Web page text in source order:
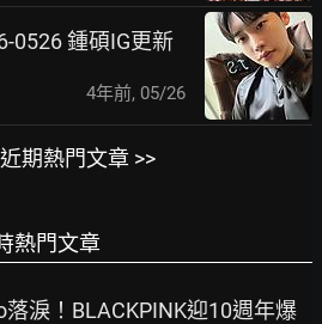
0526 鍾碩IG更新
4年前, 05/26
期熱門文章 >>
熱門文章
淚！BLACKPINK迎10週年爆